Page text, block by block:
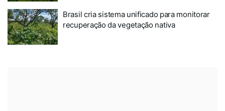
Brasil cria sistema unificado para monitorar
recuperação da vegetação nativa